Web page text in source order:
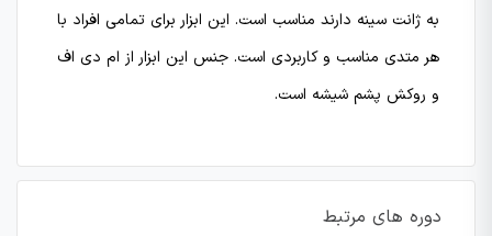
به ژانت سینه دارند مناسب است. این ابزار برای تمامی افراد با
هر متدی مناسب و کاربردی است. جنس این ابزار از ام دی اف
و روکش پشم شیشه است.
دوره های مرتبط